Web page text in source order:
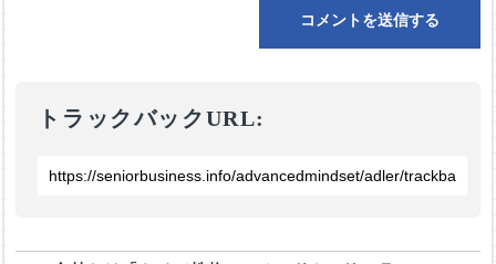
トラックバックURL: